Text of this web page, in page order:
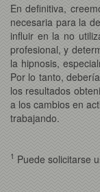
En definitiva,
necesaria para la
influir en la no
profesional, y
la hipnosis,
Por lo tanto,
los resultados
a los cambios en
trabajando.
1 Puede solicitarse